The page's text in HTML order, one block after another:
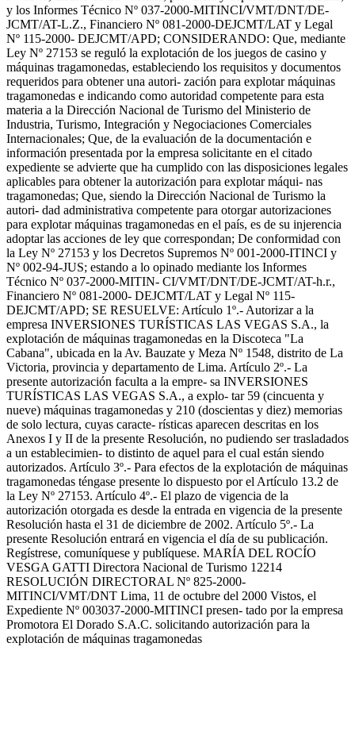
y los Informes Técnico Nº 037-2000-MITINCI/VMT/DNT/DE-
JCMT/AT-L.Z., Financiero Nº 081-2000-DEJCMT/LAT y Legal
Nº 115-2000- DEJCMT/APD; CONSIDERANDO: Que, mediante
Ley Nº 27153 se reguló la explotación de los juegos de casino y
máquinas tragamonedas, estableciendo los requisitos y documentos
requeridos para obtener una autori- zación para explotar máquinas
tragamonedas e indicando como autoridad competente para esta
materia a la Dirección Nacional de Turismo del Ministerio de
Industria, Turismo, Integración y Negociaciones Comerciales
Internacionales; Que, de la evaluación de la documentación e
información presentada por la empresa solicitante en el citado
expediente se advierte que ha cumplido con las disposiciones legales
aplicables para obtener la autorización para explotar máqui- nas
tragamonedas; Que, siendo la Dirección Nacional de Turismo la
autori- dad administrativa competente para otorgar autorizaciones
para explotar máquinas tragamonedas en el país, es de su injerencia
adoptar las acciones de ley que correspondan; De conformidad con
la Ley Nº 27153 y los Decretos Supremos Nº 001-2000-ITINCI y
Nº 002-94-JUS; estando a lo opinado mediante los Informes
Técnico Nº 037-2000-MITIN- CI/VMT/DNT/DE-JCMT/AT-h.r.,
Financiero Nº 081-2000- DEJCMT/LAT y Legal Nº 115-
DEJCMT/APD; SE RESUELVE: Artículo 1º.- Autorizar a la
empresa INVERSIONES TURÍSTICAS LAS VEGAS S.A., la
explotación de máquinas tragamonedas en la Discoteca "La
Cabana", ubicada en la Av. Bauzate y Meza Nº 1548, distrito de La
Victoria, provincia y departamento de Lima. Artículo 2º.- La
presente autorización faculta a la empre- sa INVERSIONES
TURÍSTICAS LAS VEGAS S.A., a explo- tar 59 (cincuenta y
nueve) máquinas tragamonedas y 210 (doscientas y diez) memorias
de solo lectura, cuyas caracte- rísticas aparecen descritas en los
Anexos I y II de la presente Resolución, no pudiendo ser trasladados
a un establecimien- to distinto de aquel para el cual están siendo
autorizados. Artículo 3º.- Para efectos de la explotación de máquinas
tragamonedas téngase presente lo dispuesto por el Artículo 13.2 de
la Ley Nº 27153. Artículo 4º.- El plazo de vigencia de la
autorización otorgada es desde la entrada en vigencia de la presente
Resolución hasta el 31 de diciembre de 2002. Artículo 5º.- La
presente Resolución entrará en vigencia el día de su publicación.
Regístrese, comuníquese y publíquese. MARÍA DEL ROCÍO
VESGA GATTI Directora Nacional de Turismo 12214
RESOLUCIÓN DIRECTORAL Nº 825-2000-
MITINCI/VMT/DNT Lima, 11 de octubre del 2000 Vistos, el
Expediente Nº 003037-2000-MITINCI presen- tado por la empresa
Promotora El Dorado S.A.C. solicitando autorización para la
explotación de máquinas tragamonedas